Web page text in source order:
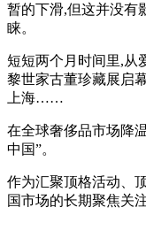
暂的下滑,但这并没有
睐。
短短两个月时间里,从
黎世家古董珍藏展启
上海……
在全球奢侈品市场降
中国”。
作为汇聚顶格活动、
国市场的长期聚焦关